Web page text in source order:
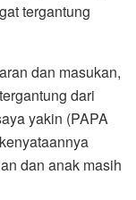
tergantung
dan masukan,
dari
yakin (PAPA
dan anak masih